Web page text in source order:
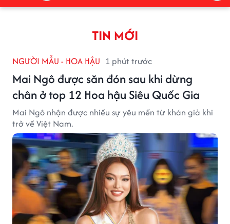
TIN MỚI
NGƯỜI MẪU - HOA HẬU 1 phút trước
Mai Ngô được săn đón sau khi dừng
chân ở top 12 Hoa hậu Siêu Quốc Gia
Mai Ngô nhận được nhiều sự yêu mến từ khán giả khi
trở về Việt Nam.